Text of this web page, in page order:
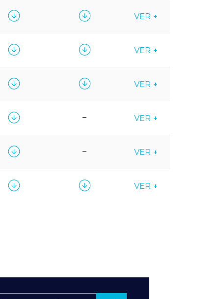
VER +
VER +
VER +
– VER +
– VER +
VER +